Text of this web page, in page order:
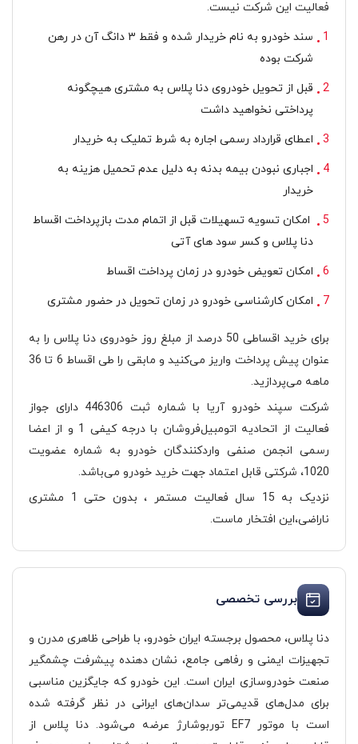
فعالیت این شرکت نیست.
سند خودرو به نام خریدار شده و فقط ۳ دانگ آن در رهن
شرکت بوده
قبل از تحویل خودروی دنا پلاس به مشتری هیچگونه
پرداختی نخواهید داشت
اعطای قرارداد رسمی اجاره به شرط تملیک به خریدار
اجباری نبودن بیمه بدنه به دلیل عدم تحمیل هزینه به
خریدار
امکان تسویه تسهیلات قبل از اتمام مدت بازپرداخت اقساط
دنا پلاس و کسر سود های آتی
امکان تعویض خودرو در زمان پرداخت اقساط
امکان کارشناسی خودرو در زمان تحویل در حضور مشتری
برای خرید اقساطی 50 درصد از مبلغ روز خودروی دنا پلاس را به
عنوان پیش پرداخت واریز می‌کنید و مابقی را طی اقساط 6 تا 36
ماهه می‌پردازید.
شرکت سپند خودرو آریا با شماره ثبت 446306 دارای جواز
فعالیت از اتحادیه اتومبیل‌فروشان با درجه کیفی 1 و از اعضا
رسمی انجمن صنفی واردکنندگان خودرو به شماره عضویت
1020، شرکتی قابل اعتماد جهت خرید خودرو می‌باشد.
نزدیک به 15 سال فعالیت مستمر ، بدون حتی 1 مشتری
ناراضی،این افتخار ماست.
بررسی تخصصی
دنا پلاس، محصول برجسته ایران خودرو، با طراحی ظاهری مدرن و
تجهیزات ایمنی و رفاهی جامع، نشان دهنده پیشرفت چشمگیر
صنعت خودروسازی ایران است. این خودرو که جایگزین مناسبی
برای مدل‌های قدیمی‌تر سدان‌های ایرانی در نظر گرفته شده
است با موتور EF7 توربوشارژ عرضه می‌شود. دنا پلاس از